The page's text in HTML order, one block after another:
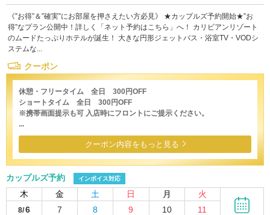
《”お得”＆”確実”にお部屋を押さえたい方必見》 ★カップルズ予約開始★”お
得”なプラン公開中！詳しく「ネット予約はこちら」へ！ カリビアンリゾート
のムードたっぷりホテルが誕生！ 大きな円形ジェットバス・浴室TV・VODシ
ステムな...
クーポン
休憩・フリータイム 全日 300円OFF
ショートタイム 全日 300円OFF
※携帯画面提示も可 入店時にフロントにご提示ください。
...
クーポン内容をもっと見る
カップルズ予約 インボイス対応
木 金 土 日 月 火
8/6
7
8
9
10
11